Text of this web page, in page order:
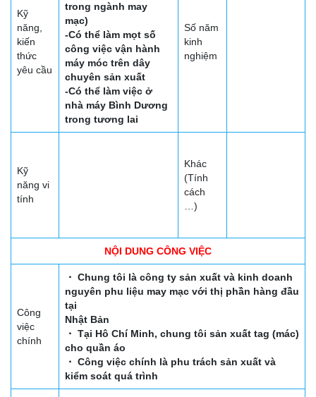
Kỹ
năng,
kiến
thức
yêu cầu
trong ngành may
mạc)
-Có thể làm mọt số
công việc vận hành
máy móc trên dây
chuyên sản xuất
-Có thể làm việc ở
nhà máy Bình Dương
trong tương lai
Số năm
kinh
nghiệm
Kỹ
năng vi
tính
Khác
(Tính
cách
…)
NỘI DUNG CÔNG VIỆC
Công
việc
chính
・ Chung tôi là công ty sản xuất và kinh doanh
nguyên phu liệu may mạc với thị phần hàng đầu
tại
Nhật Bản
・ Tại Hô Chí Minh, chung tôi sản xuất tag (mác)
cho quần áo
・ Công việc chính là phu trách sản xuất và
kiểm soát quá trình